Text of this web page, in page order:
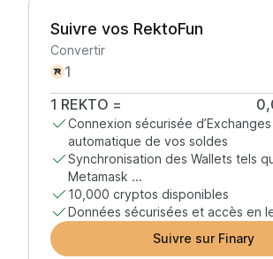
Suivre vos RektoFun
Convertir
1 REKTO =
Connexion sécurisée
automatique de vos soldes
Synchronisation des Wallets tels
Metamask ...
10,000 cryptos disponibles
Données sécurisées et accès en
Suivre sur Finary